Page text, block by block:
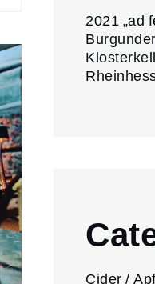
2021 „ad
Cider /